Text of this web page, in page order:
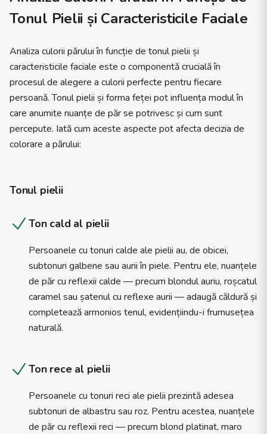
Tonul Pielii și Caracteristicile Faciale
Analiza culorii părului în funcție de tonul pielii și
caracteristicile faciale este o componentă crucială în
procesul de alegere a culorii perfecte pentru fiecare
persoană. Tonul pielii și forma feței pot influența modul în
care anumite nuanțe de păr se potrivesc și cum sunt
percepute. Iată cum aceste aspecte pot afecta decizia de
colorare a părului:
Tonul pielii
Ton cald al pielii
Persoanele cu tonuri calde ale pielii au, de obicei,
subtonuri galbene sau aurii în piele. Pentru ele, nuanțele
de păr cu reflexii calde — precum blondul auriu, roșcatul
caramel sau șatenul cu reflexe aurii — adaugă căldură și
completează armonios tenul, evidențiindu-i frumusețea
naturală.
Ton rece al pielii
Persoanele cu tonuri reci ale pielii prezintă adesea
subtonuri de albastru sau roz. Pentru acestea, nuanțele
de păr cu reflexii reci — precum blond platinat, maro